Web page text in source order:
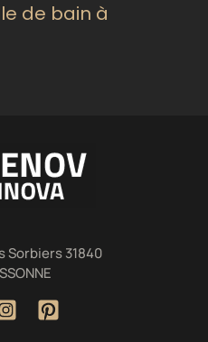
de bain à
Sorbiers 31840